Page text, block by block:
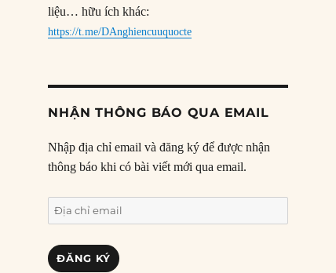
liệu… hữu ích khác:
https://t.me/DAnghiencuuquocte
NHẬN THÔNG BÁO QUA EMAIL
Nhập địa chỉ email và đăng ký để được nhận
thông báo khi có bài viết mới qua email.
Địa
chỉ
email
ĐĂNG KÝ